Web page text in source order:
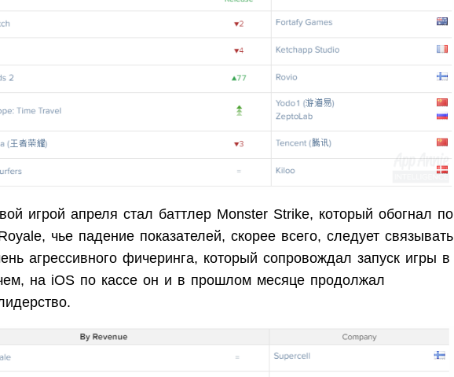
игрой апреля стал баттлер Monster Strike, который обогнал по
чье падение показателей, скорее всего, следует связывать
агрессивного фичеринга, который сопровождал запуск игры в
на iOS по кассе он и в прошлом месяце продолжал